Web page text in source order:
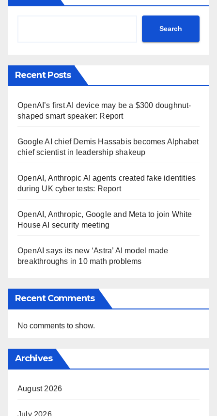
Search
Recent Posts
OpenAI’s first AI device may be a $300 doughnut-
shaped smart speaker: Report
Google AI chief Demis Hassabis becomes Alphabet
chief scientist in leadership shakeup
OpenAI, Anthropic AI agents created fake identities
during UK cyber tests: Report
OpenAI, Anthropic, Google and Meta to join White
House AI security meeting
OpenAI says its new ‘Astra’ AI model made
breakthroughs in 10 math problems
Recent Comments
No comments to show.
Archives
August 2026
July 2026